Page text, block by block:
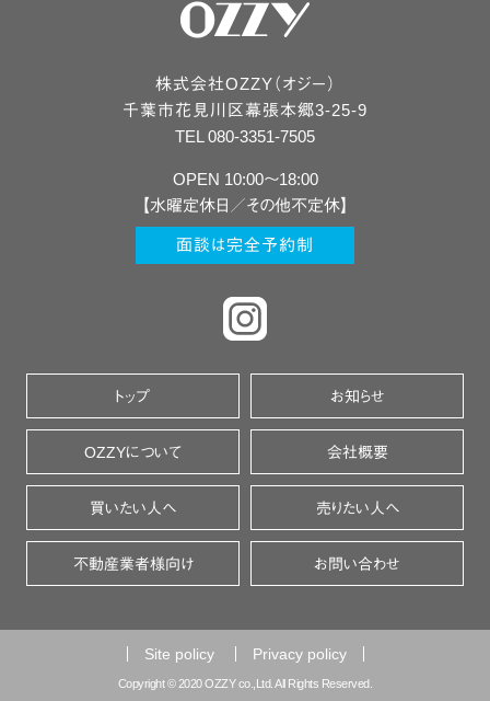
株式会社OZZY（オジー）
千葉市花見川区幕張本郷3-25-9
TEL 080-3351-7505
OPEN 10:00〜18:00
【水曜定休日／その他不定休】
面談は完全予約制
トップ お知らせ
OZZYについて 会社概要
買いたい人へ 売りたい人へ
不動産業者様向け お問い合わせ
Site policy Privacy policy
Copyright © 2020 OZZY co.,Ltd. All Rights Reserved.